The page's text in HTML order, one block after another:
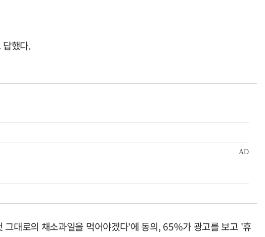
했다.
대로의 채소과일을 먹어야겠다'에 동의, 65%가 광고를 보고 '휴